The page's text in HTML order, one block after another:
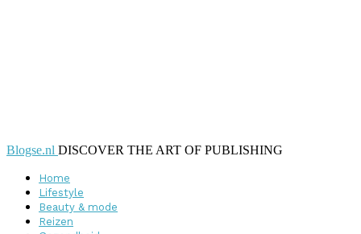
Blogse.nl DISCOVER THE ART OF PUBLISHING
Home
Lifestyle
Beauty & mode
Reizen